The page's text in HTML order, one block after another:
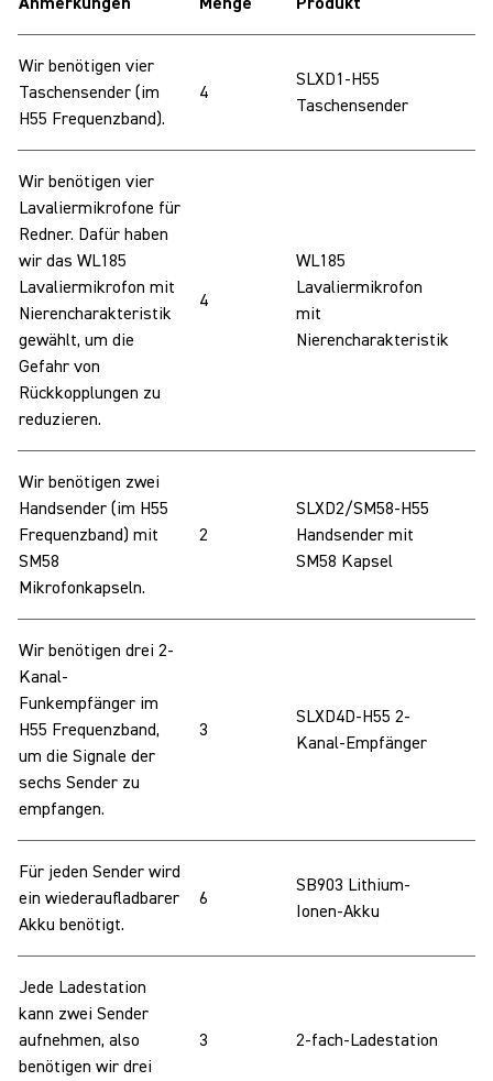
Wir benötigen vier
Taschensender (im
H55 Frequenzband).
4
SLXD1-H55
Taschensender
Wir benötigen vier
Lavaliermikrofone für
Redner. Dafür haben
wir das WL185
Lavaliermikrofon mit
Nierencharakteristik
gewählt, um die
Gefahr von
Rückkopplungen zu
reduzieren.
4
WL185
Lavaliermikrofon
mit
Nierencharakteristik
Wir benötigen zwei
Handsender (im H55
Frequenzband) mit
SM58
Mikrofonkapseln.
2
SLXD2/SM58-H55
Handsender mit
SM58 Kapsel
Wir benötigen drei 2-
Kanal-
Funkempfänger im
H55 Frequenzband,
um die Signale der
sechs Sender zu
empfangen.
3
SLXD4D-H55 2-
Kanal-Empfänger
Für jeden Sender wird
ein wiederaufladbarer
Akku benötigt.
6
SB903 Lithium-
Ionen-Akku
Jede Ladestation
kann zwei Sender
aufnehmen, also
benötigen wir drei
3 2-fach-Ladestation